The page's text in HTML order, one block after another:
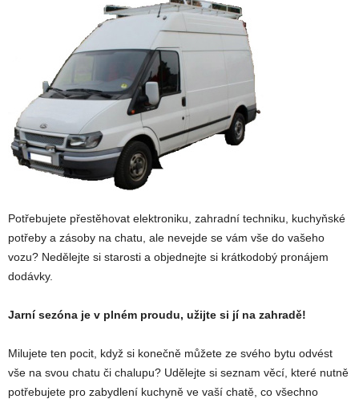
Potřebujete přestěhovat elektroniku, zahradní techniku, kuchyňské
potřeby a zásoby na chatu, ale nevejde se vám vše do vašeho
vozu? Nedělejte si starosti a objednejte si krátkodobý pronájem
dodávky.
Jarní sezóna je v plném proudu, užijte si jí na zahradě!
Milujete ten pocit, když si konečně můžete ze svého bytu odvést
vše na svou chatu či chalupu? Udělejte si seznam věcí, které nutně
potřebujete pro zabydlení kuchyně ve vaší chatě, co všechno